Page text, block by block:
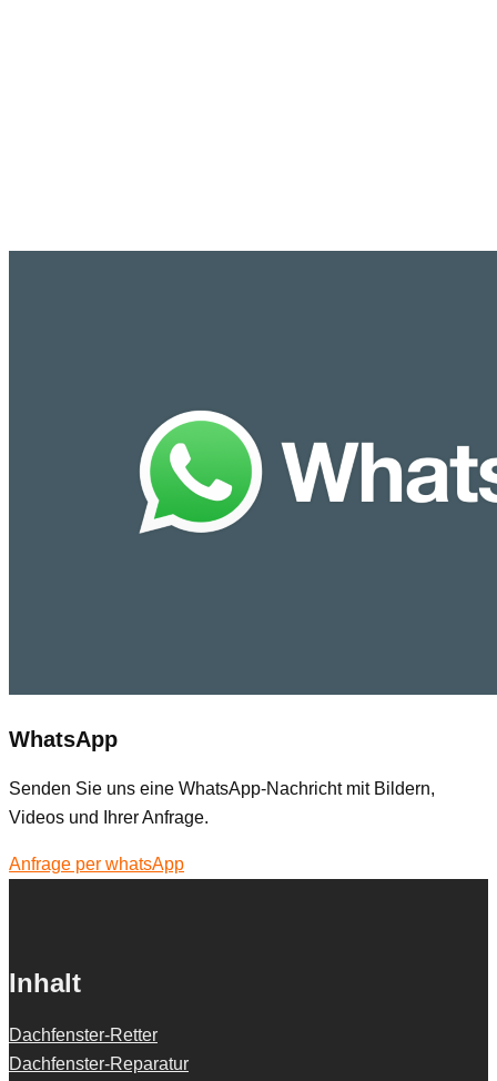
WhatsApp
Senden Sie uns eine WhatsApp-Nachricht mit Bildern,
Videos und Ihrer Anfrage.
Anfrage per whatsApp
Inhalt
Dachfenster-Retter
Dachfenster-Reparatur